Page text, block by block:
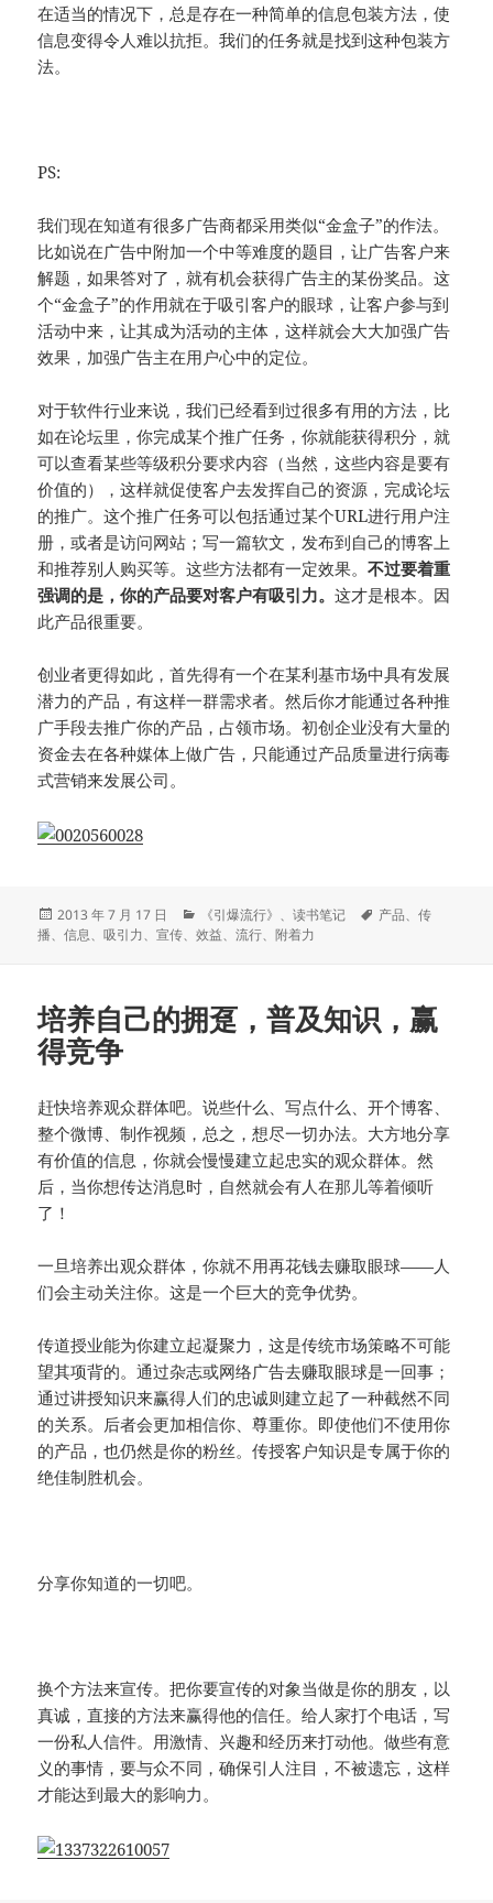
在适当的情况下，总是存在一种简单的信息包装方法，使
信息变得令人难以抗拒。我们的任务就是找到这种包装方
法。
PS:
我们现在知道有很多广告商都采用类似“金盒子”的作法。
比如说在广告中附加一个中等难度的题目，让广告客户来
解题，如果答对了，就有机会获得广告主的某份奖品。这
个“金盒子”的作用就在于吸引客户的眼球，让客户参与到
活动中来，让其成为活动的主体，这样就会大大加强广告
效果，加强广告主在用户心中的定位。
对于软件行业来说，我们已经看到过很多有用的方法，比
如在论坛里，你完成某个推广任务，你就能获得积分，就
可以查看某些等级积分要求内容（当然，这些内容是要有
价值的），这样就促使客户去发挥自己的资源，完成论坛
的推广。这个推广任务可以包括通过某个URL进行用户注
册，或者是访问网站；写一篇软文，发布到自己的博客上
和推荐别人购买等。这些方法都有一定效果。不过要着重
强调的是，你的产品要对客户有吸引力。这才是根本。因
此产品很重要。
创业者更得如此，首先得有一个在某利基市场中具有发展
潜力的产品，有这样一群需求者。然后你才能通过各种推
广手段去推广你的产品，占领市场。初创企业没有大量的
资金去在各种媒体上做广告，只能通过产品质量进行病毒
式营销来发展公司。
发
布
2013 年 7 月 17 日
分
类
《引爆流行》 、读书笔记
标
产品、传
播、信息、吸引力、宣传、效益、流行、附着力
培养自己的拥趸，普及知识，赢
得竞争
赶快培养观众群体吧。说些什么、写点什么、开个博客、
整个微博、制作视频，总之，想尽一切办法。大方地分享
有价值的信息，你就会慢慢建立起忠实的观众群体。然
后，当你想传达消息时，自然就会有人在那儿等着倾听
了！
一旦培养出观众群体，你就不用再花钱去赚取眼球——人
们会主动关注你。这是一个巨大的竞争优势。
传道授业能为你建立起凝聚力，这是传统市场策略不可能
望其项背的。通过杂志或网络广告去赚取眼球是一回事；
通过讲授知识来赢得人们的忠诚则建立起了一种截然不同
的关系。后者会更加相信你、尊重你。即使他们不使用你
的产品，也仍然是你的粉丝。传授客户知识是专属于你的
绝佳制胜机会。
分享你知道的一切吧。
换个方法来宣传。把你要宣传的对象当做是你的朋友，以
真诚，直接的方法来赢得他的信任。给人家打个电话，写
一份私人信件。用激情、兴趣和经历来打动他。做些有意
义的事情，要与众不同，确保引人注目，不被遗忘，这样
才能达到最大的影响力。